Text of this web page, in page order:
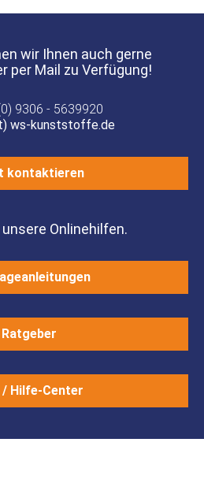
wir Ihnen auch gerne
per Mail zu Verfügung!
9306 - 5639920
ws-kunststoffe.de
kontaktieren
Onlinehilfen.
Ratgeber
/ Hilfe-Center